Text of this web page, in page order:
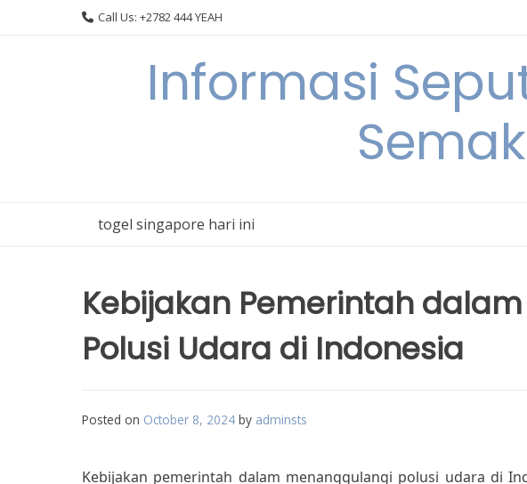
Call Us: +2782 444 YEAH
Informasi
togel singapore hari ini
Kebijakan Pemerintah
Polusi Udara di Indonesia
Posted on October 8, 2024 by adminsts
Kebijakan pemerintah dalam menanggulangi polusi udara di